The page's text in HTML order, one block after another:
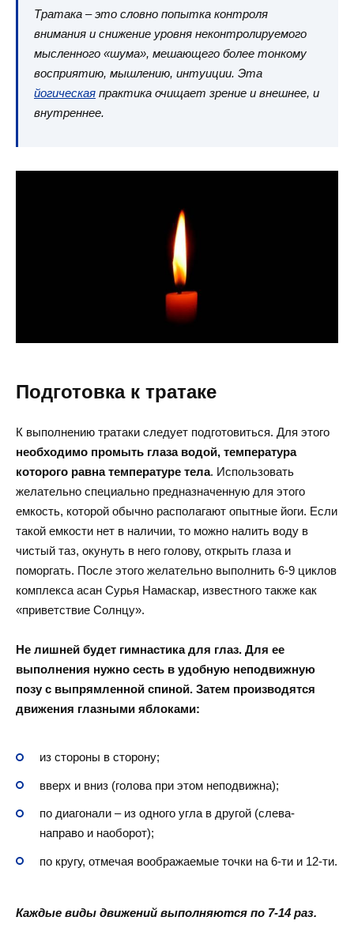
Тратака – это словно попытка контроля
внимания и снижение уровня неконтролируемого
мысленного «шума», мешающего более тонкому
восприятию, мышлению, интуиции. Эта
йогическая практика очищает зрение и внешнее, и
внутреннее.
Подготовка к тратаке
К выполнению тратаки следует подготовиться. Для этого
необходимо промыть глаза водой, температура
которого равна температуре тела. Использовать
желательно специально предназначенную для этого
емкость, которой обычно располагают опытные йоги. Если
такой емкости нет в наличии, то можно налить воду в
чистый таз, окунуть в него голову, открыть глаза и
поморгать. После этого желательно выполнить 6-9 циклов
комплекса асан Сурья Намаскар, известного также как
«приветствие Солнцу».
Не лишней будет гимнастика для глаз. Для ее
выполнения нужно сесть в удобную неподвижную
позу с выпрямленной спиной. Затем производятся
движения глазными яблоками:
из стороны в сторону;
вверх и вниз (голова при этом неподвижна);
по диагонали – из одного угла в другой (слева-
направо и наоборот);
по кругу, отмечая воображаемые точки на 6-ти и 12-ти.
Каждые виды движений выполняются по 7-14 раз.